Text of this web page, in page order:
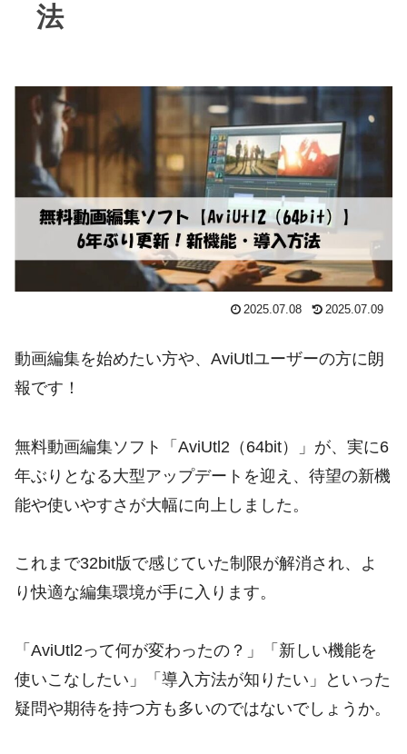
法
2025.07.08 2025.07.09
動画編集を始めたい方や、AviUtlユーザーの方に朗
報です！
無料動画編集ソフト「AviUtl2（64bit）」が、実に6
年ぶりとなる大型アップデートを迎え、待望の新機
能や使いやすさが大幅に向上しました。
これまで32bit版で感じていた制限が解消され、よ
り快適な編集環境が手に入ります。
「AviUtl2って何が変わったの？」「新しい機能を
使いこなしたい」「導入方法が知りたい」といった
疑問や期待を持つ方も多いのではないでしょうか。